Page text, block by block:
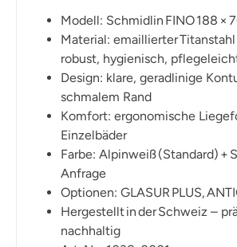
Modell: Schmidlin FINO 188 ×
Material: emaillierter Titanstahl
robust, hygienisch,
Design: klare, geradlinige
schmalem Rand
Komfort: ergonomische
Einzelbäder
Farbe: Alpinweiß (Standard) +
Anfrage
Optionen: GLASUR PLUS,
Hergestellt in der Schweiz –
nachhaltig